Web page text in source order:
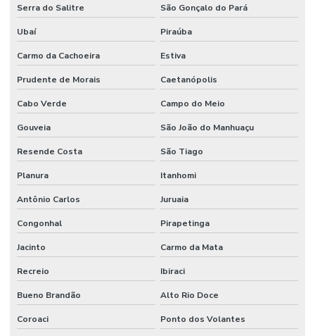
Serviço De Pintura Poliuretano
Serviço De Pintura Poliuretano Impermeável
Tratamento De Juntas De Dilatação Em Minas Gerais
Tratamento De Juntas De Dilatação Paraná
Tratamento De Juntas De Dilatação Sp
Tratamento Eficaz De Juntas De Dilatação
Serra do Salitre São Gonçalo do Pará
Ubaí Piraúba
Carmo da Cachoeira Estiva
Prudente de Morais Caetanópolis
Cabo Verde Campo do Meio
Gouveia São João do Manhuaçu
Resende Costa São Tiago
Planura Itanhomi
Antônio Carlos Juruaia
Congonhal Pirapetinga
Jacinto Carmo da Mata
Recreio Ibiraci
Bueno Brandão Alto Rio Doce
Coroaci Ponto dos Volantes